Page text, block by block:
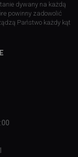
dywany na każdą
powinny zadowolić
Państwo każdy kąt